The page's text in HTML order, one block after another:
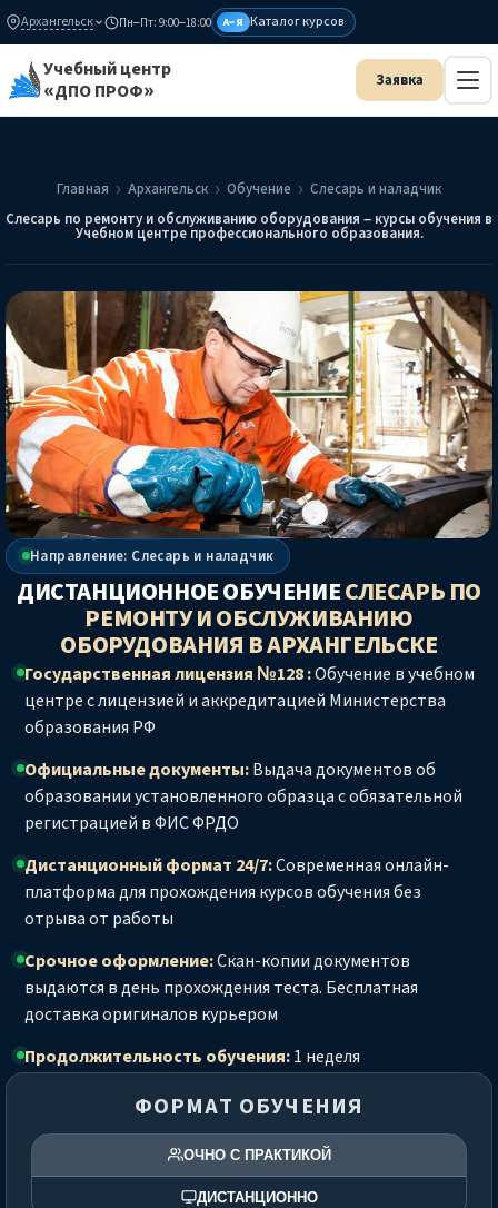
Архангельск Пн–Пт: 9:00–18:00 А–Я Каталог курсов
Учебный центр
«ДПО ПРОФ»
Главная Архангельск Обучение
Слесарь и наладчик
Слесарь по ремонту и обслуживанию оборудования – курсы обучения в
Учебном центре профессионального образования.
Направление: Слесарь и наладчик
ДИСТАНЦИОННОЕ ОБУЧЕНИЕСЛЕСАРЬ ПО
РЕМОНТУ И ОБСЛУЖИВАНИЮ
ОБОРУДОВАНИЯ В АРХАНГЕЛЬСКЕ
Государственная лицензия №128 :Обучение в учебном
центре с лицензией и аккредитацией Министерства
образования РФ
Официальные документы:Выдача документов об
образовании установленного образца с обязательной
регистрацией в ФИС ФРДО
Дистанционный формат 24/7:Современная онлайн-
платформа для прохождения курсов обучения без
отрыва от работы
Срочное оформление:Скан-копии документов
выдаются в день прохождения теста. Бесплатная
доставка оригиналов курьером
Продолжительность обучения:1 неделя
ФОРМАТ ОБУЧЕНИЯ
ОЧНО С ПРАКТИКОЙ
ДИСТАНЦИОННО